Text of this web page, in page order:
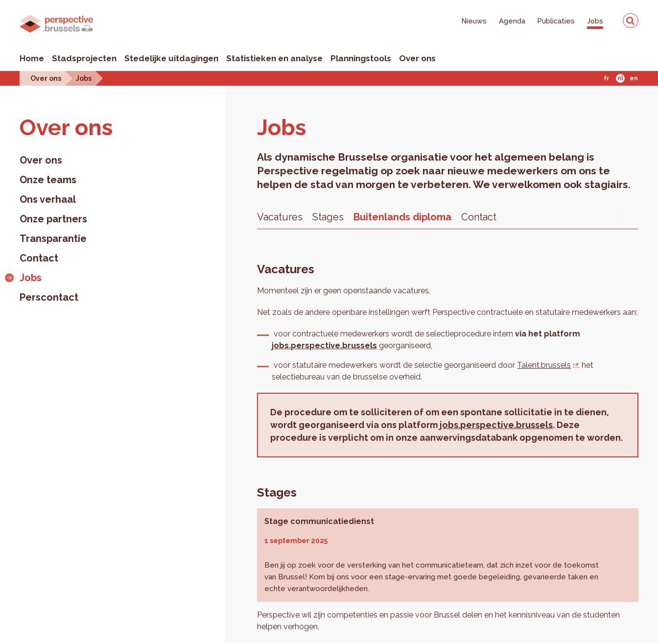
Nieuws Agenda Publicaties Jobs
Home Stadsprojecten Stedelijke uitdagingen Statistieken en analyse Planningstools Over ons
Over ons Jobs fr nl en
Over ons
Over ons
Onze teams
Ons verhaal
Onze partners
Transparantie
Contact
Jobs
Perscontact
Jobs
Als dynamische Brusselse organisatie voor het algemeen belang is
Perspective regelmatig op zoek naar nieuwe medewerkers om ons te
helpen de stad van morgen te verbeteren. We verwelkomen ook stagiairs.
Vacatures Stages Buitenlands diploma Contact
Vacatures
Momenteel zijn er geen openstaande vacatures.
Net zoals de andere openbare instellingen werft Perspective contractuele en statutaire medewerkers aan:
voor contractuele medewerkers wordt de selectieprocedure internvia het platform
jobs.perspective.brussels georganiseerd,
voor statutaire medewerkers wordt de selectie georganiseerd door Talent.brussels
, het
selectiebureau van de brusselse overheid.
De procedure om te solliciteren of om een spontane sollicitatie in te dienen,
wordt georganiseerd via ons platform jobs.perspective.brussels. Deze
procedure is verplicht om in onze aanwervingsdatabank opgenomen te worden.
Stages
Stage communicatiedienst
1 september 2025
Ben jij op zoek voor de versterking van het communicatieteam, dat zich inzet voor de toekomst
van Brussel! Kom bij ons voor een stage-ervaring met goede begeleiding, gevarieerde taken en
echte verantwoordelijkheden.
Perspective wil zijn competenties en passie voor Brussel delen en het kennisniveau van de studenten
helpen verhogen.